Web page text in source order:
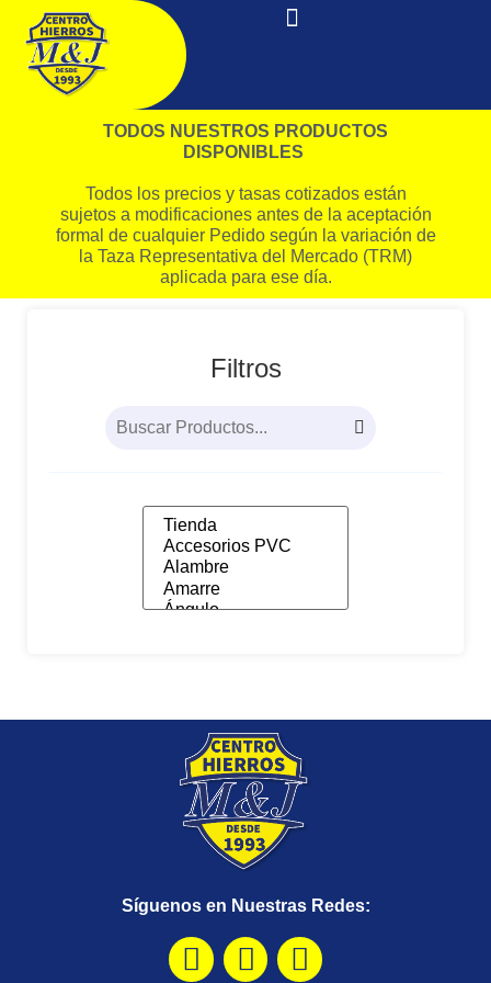
TODOS NUESTROS PRODUCTOS
DISPONIBLES
Todos los precios y tasas cotizados están
sujetos a modificaciones antes de la aceptación
formal de cualquier Pedido según la variación de
la Taza Representativa del Mercado (TRM)
aplicada para ese día.
Filtros
Síguenos en Nuestras Redes: